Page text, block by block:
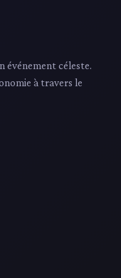
événement céleste.
à travers le